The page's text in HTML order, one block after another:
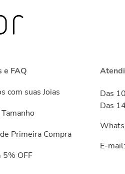
e FAQ
com suas Joias
Primeira Compra
5% OFF
Das
Das
E-mail: